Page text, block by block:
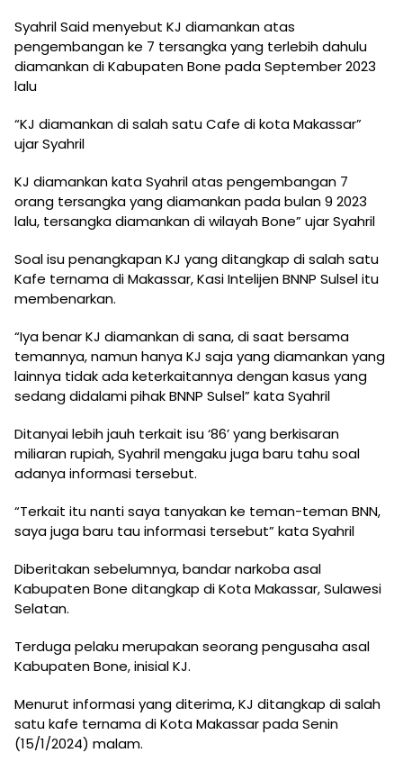
Syahril Said menyebut KJ diamankan atas
pengembangan ke 7 tersangka yang terlebih dahulu
diamankan di Kabupaten Bone pada September 2023
lalu
“KJ diamankan di salah satu Cafe di kota Makassar”
ujar Syahril
KJ diamankan kata Syahril atas pengembangan 7
orang tersangka yang diamankan pada bulan 9 2023
lalu, tersangka diamankan di wilayah Bone” ujar Syahril
Soal isu penangkapan KJ yang ditangkap di salah satu
Kafe ternama di Makassar, Kasi Intelijen BNNP Sulsel itu
membenarkan.
“Iya benar KJ diamankan di sana, di saat bersama
temannya, namun hanya KJ saja yang diamankan yang
lainnya tidak ada keterkaitannya dengan kasus yang
sedang didalami pihak BNNP Sulsel” kata Syahril
Ditanyai lebih jauh terkait isu ‘86’ yang berkisaran
miliaran rupiah, Syahril mengaku juga baru tahu soal
adanya informasi tersebut.
“Terkait itu nanti saya tanyakan ke teman-teman BNN,
saya juga baru tau informasi tersebut” kata Syahril
Diberitakan sebelumnya, bandar narkoba asal
Kabupaten Bone ditangkap di Kota Makassar, Sulawesi
Selatan.
Terduga pelaku merupakan seorang pengusaha asal
Kabupaten Bone, inisial KJ.
Menurut informasi yang diterima, KJ ditangkap di salah
satu kafe ternama di Kota Makassar pada Senin
(15/1/2024) malam.